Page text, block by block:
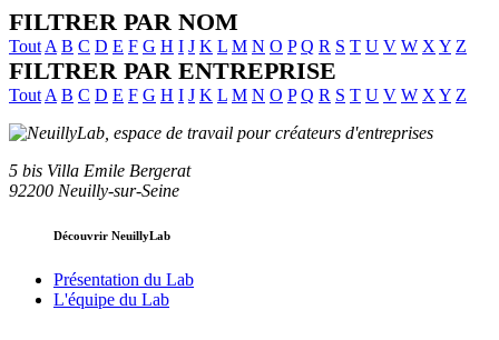
FILTRER PAR NOM
Tout A B C D E F G H I J K L M N O P Q R S T U V W X Y Z
FILTRER PAR ENTREPRISE
Tout A B C D E F G H I J K L M N O P Q R S T U V W X Y Z
5 bis Villa Emile Bergerat
92200 Neuilly-sur-Seine
Découvrir NeuillyLab
Présentation du Lab
L'équipe du Lab